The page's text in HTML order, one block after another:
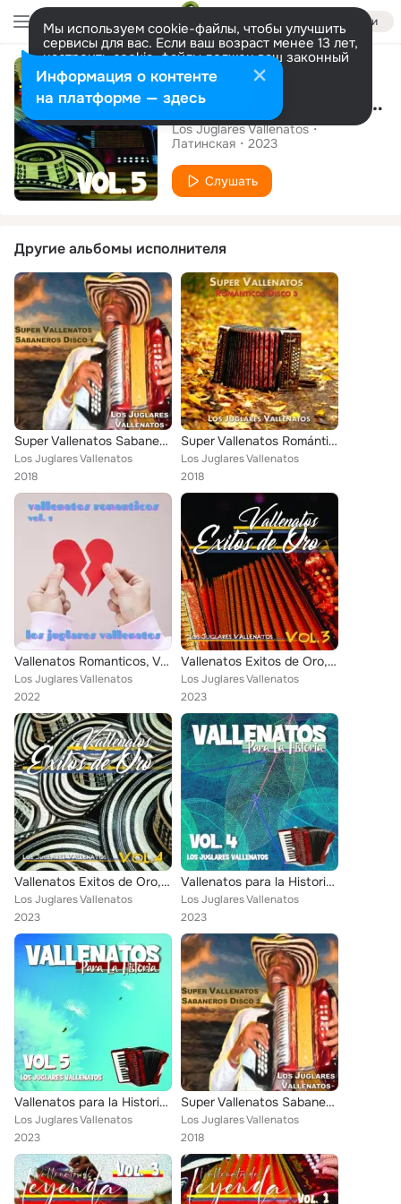
Войти
Мы используем cookie-файлы, чтобы улучшить
сервисы для вас. Если ваш возраст менее 13 лет,
настроить cookie-файлы должен ваш законный
представитель. Больше информации
Разрешить все Настроить
Альбом
Vallenatos de Antaño, Vol.5
Los Juglares Vallenatos
Латинская
2023
Слушать
Другие альбомы исполнителя
Super Vallenatos Sabaneros, Vol. 1
Los Juglares Vallenatos
2018
Super Vallenatos Románticos, Vol. 3
Los Juglares Vallenatos
2018
Vallenatos Romanticos, Vol. 1
Los Juglares Vallenatos
2022
Vallenatos Exitos de Oro, Vol.3
Los Juglares Vallenatos
2023
Vallenatos Exitos de Oro, Vol.4
Los Juglares Vallenatos
2023
Vallenatos para la Historia, Vol. 4
Los Juglares Vallenatos
2023
Vallenatos para la Historia, Vol. 5
Los Juglares Vallenatos
2023
Super Vallenatos Sabaneros, Vol. 2
Los Juglares Vallenatos
2018
Информация о контенте
на платформе — здесь